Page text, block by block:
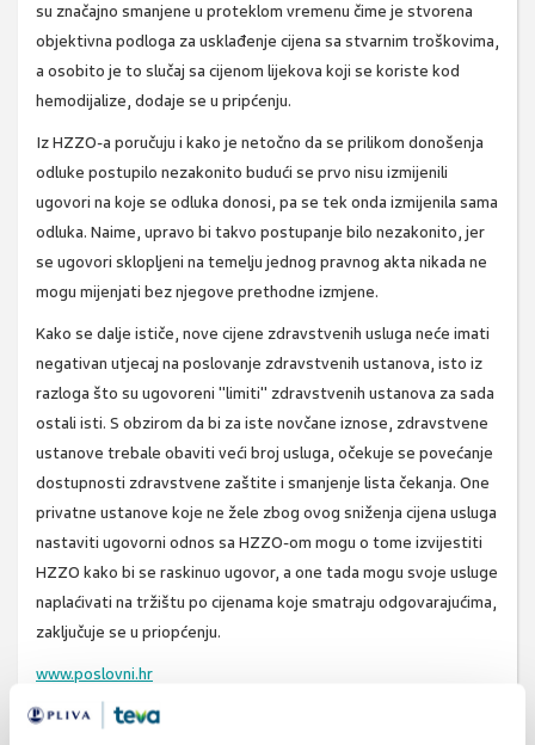
su značajno smanjene u proteklom vremenu čime je stvorena
objektivna podloga za usklađenje cijena sa stvarnim troškovima,
a osobito je to slučaj sa cijenom lijekova koji se koriste kod
hemodijalize, dodaje se u pripćenju.
Iz HZZO-a poručuju i kako je netočno da se prilikom donošenja
odluke postupilo nezakonito budući se prvo nisu izmijenili
ugovori na koje se odluka donosi, pa se tek onda izmijenila sama
odluka. Naime, upravo bi takvo postupanje bilo nezakonito, jer
se ugovori sklopljeni na temelju jednog pravnog akta nikada ne
mogu mijenjati bez njegove prethodne izmjene.
Kako se dalje ističe, nove cijene zdravstvenih usluga neće imati
negativan utjecaj na poslovanje zdravstvenih ustanova, isto iz
razloga što su ugovoreni "limiti" zdravstvenih ustanova za sada
ostali isti. S obzirom da bi za iste novčane iznose, zdravstvene
ustanove trebale obaviti veći broj usluga, očekuje se povećanje
dostupnosti zdravstvene zaštite i smanjenje lista čekanja. One
privatne ustanove koje ne žele zbog ovog sniženja cijena usluga
nastaviti ugovorni odnos sa HZZO-om mogu o tome izvijestiti
HZZO kako bi se raskinuo ugovor, a one tada mogu svoje usluge
naplaćivati na tržištu po cijenama koje smatraju odgovarajućima,
zaključuje se u priopćenju.
www.poslovni.hr